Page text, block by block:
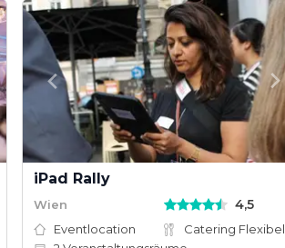
iPad Rally
Wien 4,5
Eventlocation
Catering Flexibel